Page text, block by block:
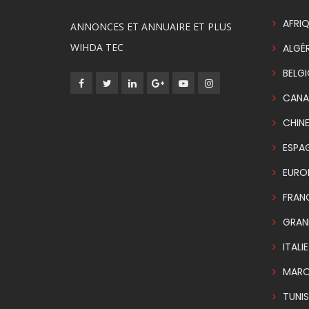
ANNONCES ET ANNUAIRE ET PLUS
WIHDA TEC
CHINE
ITALIE